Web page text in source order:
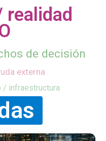
realidad
de decisión
externa
/ infraestructura